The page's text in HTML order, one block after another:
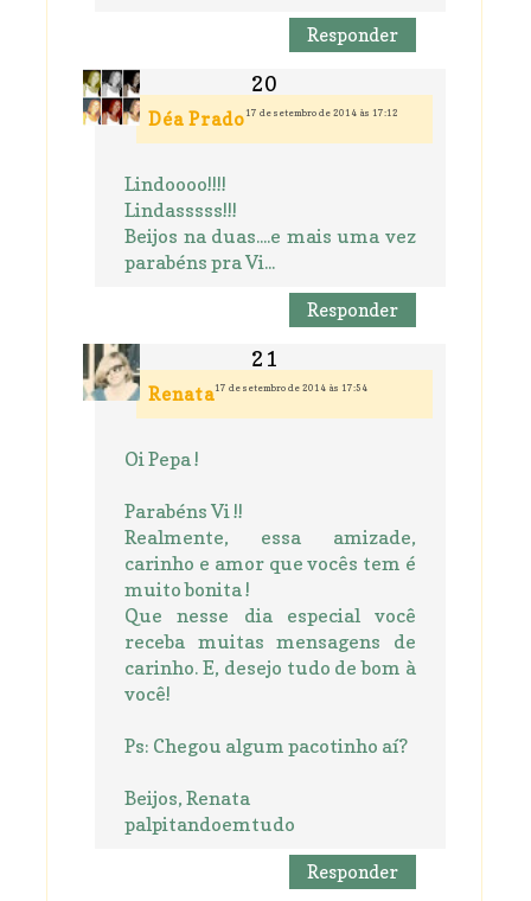
Responder
Déa Prado 17 de setembro de 2014 às 17:12
Lindoooo!!!!
Lindasssss!!!
Beijos na duas....e mais uma vez
parabéns pra Vi...
Responder
Renata17 de setembro de 2014 às 17:54
Oi Pepa !
Parabéns Vi !!
Realmente, essa amizade,
carinho e amor que vocês tem é
muito bonita !
Que nesse dia especial você
receba muitas mensagens de
carinho. E, desejo tudo de bom à
você!
Ps: Chegou algum pacotinho aí?
Beijos, Renata
palpitandoemtudo
Responder